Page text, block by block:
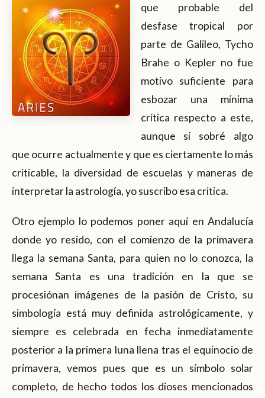
que probable del
desfase tropical por
parte de Galileo, Tycho
Brahe o Kepler no fue
motivo suficiente para
esbozar una mínima
crítica respecto a este,
aunque sí sobré algo
que ocurre actualmente y que es ciertamente lo más
criticable, la diversidad de escuelas y maneras de
interpretar la astrología, yo suscribo esa critica.
Otro ejemplo lo podemos poner aquí en Andalucía
donde yo resido, con el comienzo de la primavera
llega la semana Santa, para quien no lo conozca, la
semana Santa es una tradición en la que se
procesiónan imágenes de la pasión de Cristo, su
simbología está muy definida astrológicamente, y
siempre es celebrada en fecha inmediatamente
posterior a la primera luna llena tras el equinocio de
primavera, vemos pues que es un símbolo solar
completo, de hecho todos los dioses mencionados